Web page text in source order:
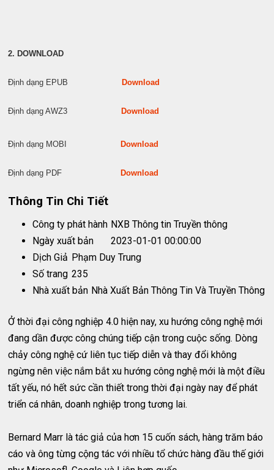
2. DOWNLOAD
Định dạng EPUB Download
Định dạng AWZ3 Download
Định dạng MOBI Download
Định dạng PDF Download
Thông Tin Chi Tiết
Công ty phát hành NXB Thông tin Truyền thông
Ngày xuất bản
2023-01-01 00:00:00
Dịch Giả Phạm Duy Trung
Số trang 235
Nhà xuất bản Nhà Xuất Bản Thông Tin Và Truyền Thông
Ở thời đại công nghiệp 4.0 hiện nay, xu hướng công nghệ mới
đang dần được công chúng tiếp cận trong cuộc sống. Dòng
chảy công nghệ cứ liên tục tiếp diễn và thay đổi không
ngừng nên việc nắm bắt xu hướng công nghệ mới là một điều
tất yếu, nó hết sức cần thiết trong thời đại ngày nay để phát
triển cá nhân, doanh nghiệp trong tương lai.
Bernard Marr là tác giả của hơn 15 cuốn sách, hàng trăm báo
cáo và ông từng cộng tác với nhiều tổ chức hàng đầu thế giới